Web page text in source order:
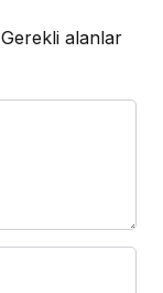
Gerekli alanlar